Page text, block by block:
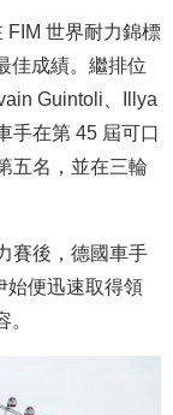
FIM 世界耐力錦標
佳成績。繼排位
Guintoli、Illya
手在第 45 屆可口
五名，並在三輪
賽後，德國車手
始便迅速取得領